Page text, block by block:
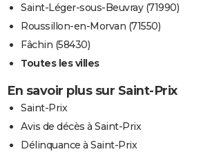
Saint-Léger-sous-Beuvray (71990)
Roussillon-en-Morvan (71550)
Fâchin (58430)
Toutes les villes
En savoir plus sur Saint-Prix
Saint-Prix
Avis de décès à Saint-Prix
Délinquance à Saint-Prix